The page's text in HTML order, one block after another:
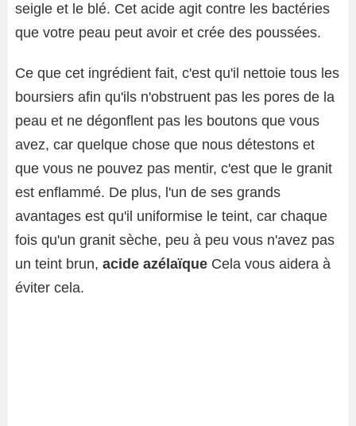
seigle et le blé. Cet acide agit contre les bactéries
que votre peau peut avoir et crée des poussées.
Ce que cet ingrédient fait, c'est qu'il nettoie tous les
boursiers afin qu'ils n'obstruent pas les pores de la
peau et ne dégonflent pas les boutons que vous
avez, car quelque chose que nous détestons et
que vous ne pouvez pas mentir, c'est que le granit
est enflammé. De plus, l'un de ses grands
avantages est qu'il uniformise le teint, car chaque
fois qu'un granit sèche, peu à peu vous n'avez pas
un teint brun, acide azélaïque Cela vous aidera à
éviter cela.